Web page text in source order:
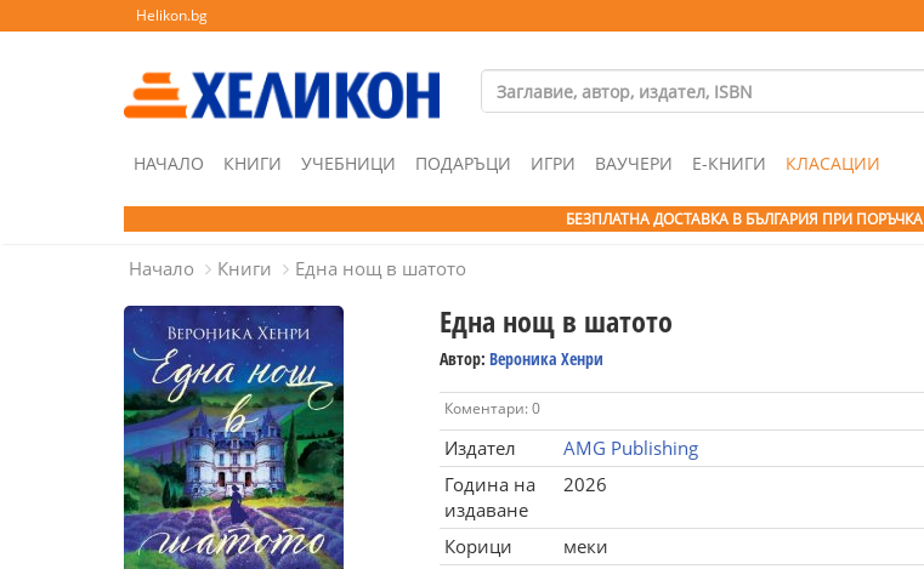
Helikon.bg
НАЧАЛО КНИГИ УЧЕБНИЦИ ПОДАРЪЦИ ИГРИ ВАУЧЕРИ Е-КНИГИ КЛАСАЦИИ
БЕЗПЛАТНА ДОСТАВКА В БЪЛГАРИЯ ПРИ ПОРЪЧКА
Начало Книги Една нощ в шатото
Една нощ в шатото
Автор: Вероника Хенри
Коментари: 0
Издател
AMG Publishing
Година на
издаване
2026
Корици
меки